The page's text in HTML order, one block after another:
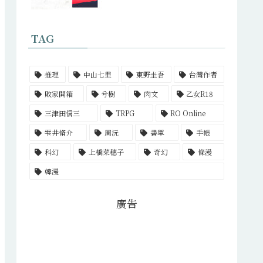
TAG
推理 中山七里 東野圭吾
台灣作者
敗家開箱
兮樹 肉文
乙女R18
三津田信三
TRPG
RO Online
雫井脩介
周沅 書單
手帳
科幻
上橋菜穗子 奇幻
條漫
韓漫
廣告